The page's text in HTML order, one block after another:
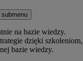
submenu
na bazie wiedzy.
dzięki
bazie wiedzy.